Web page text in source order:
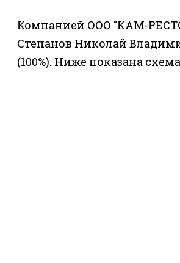
Компанией ООО "КАМ-
Степанов Николай
(100%). Ниже показана